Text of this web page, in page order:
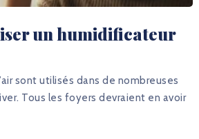
un humidificateur
sont utilisés dans de nombreuses
Tous les foyers devraient en avoir